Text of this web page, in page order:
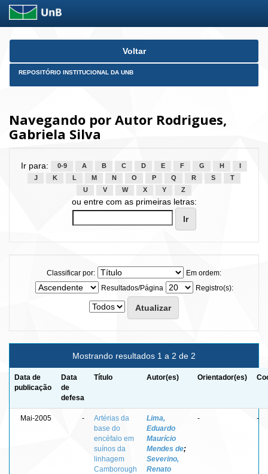
Skip
Voltar
REPOSITÓRIO INSTITUCIONAL DA UNB
Navegando por Autor Rodrigues,
Gabriela Silva
Ir para: 0-9 A B C D E F G H
J
K L M N O P Q R S
T
U
V W X Y Z
ou entre com as primeiras letras:
Classificar por:
Em ordem:
Resultados/Página
Registro(s):
Mostrando resultados 1 a 2 de 2
Data de
publicação
Data
de
defesa
Título Autor(es) Orientador(es)
Mai-2005 -
Artérias da
base do
encéfalo em
suínos da
linhagem
Camborough
Lima,
Eduardo
Maurício
Mendes de;
Severino,
Renato
- -